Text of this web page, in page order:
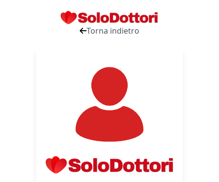
Torna indietro